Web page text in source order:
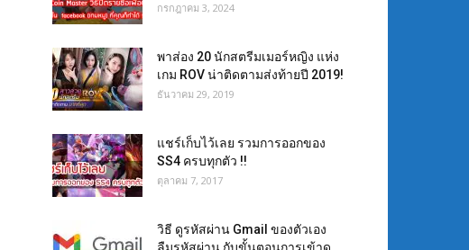
กรกฎาคม 3, 2024
พาส่อง 20 นักสตรีมเมอร์หญิง แห่ง
เกม ROV น่าติดตามส่งท้ายปี 2019!
ธันวาคม 29, 2019
แชร์เก็บไว้เลย รวมการออกของ
SS4 ครบทุกตัว !!
ตุลาคม 7, 2017
วิธี ดูรหัสผ่าน Gmail ของตัวเอง